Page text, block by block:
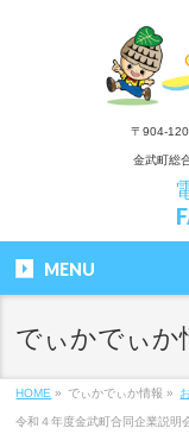
〒904-
金武町総
MENU
でぃかでぃか
HOME » でぃかでぃか情報 »
令和４年度金武町合同企業説